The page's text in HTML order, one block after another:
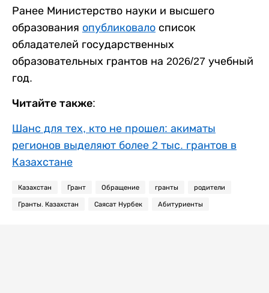
Ранее Министерство науки и высшего
образования опубликовало список
обладателей государственных
образовательных грантов на 2026/27 учебный
год.
Читайте также:
Шанс для тех, кто не прошел: акиматы
регионов выделяют более 2 тыс. грантов в
Казахстане
Казахстан Грант Обращение гранты родители
Гранты. Казахстан Саясат Нурбек Абитуриенты